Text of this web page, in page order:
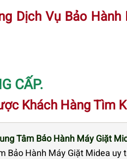
Dịch Vụ Bảo Hành
CẤP.
Khách Hàng Tìm
Tâm Bảo Hành Máy Giặt
Bảo Hành Máy Giặt Midea uy